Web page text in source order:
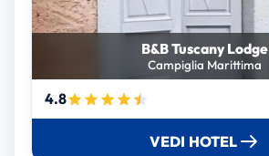
B&B Tuscany Lodge
Campiglia Marittima
4.8
VEDI HOTEL